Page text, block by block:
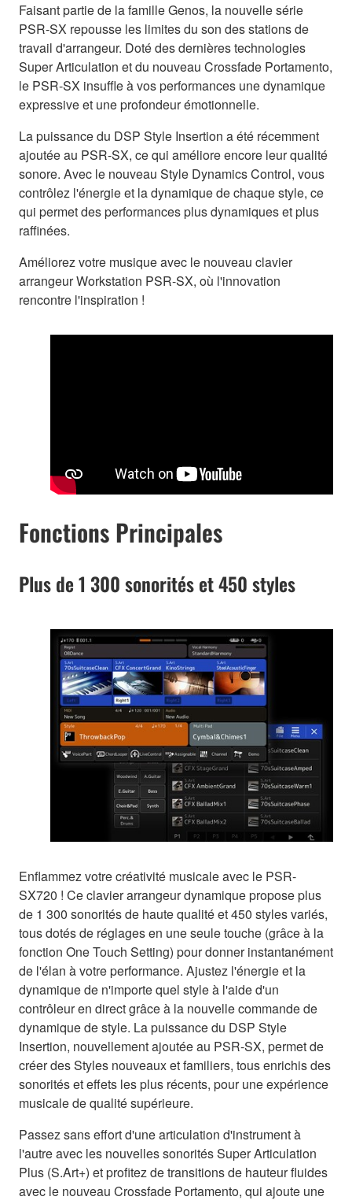
Faisant partie de la famille Genos, la nouvelle série
PSR-SX repousse les limites du son des stations de
travail d'arrangeur. Doté des dernières technologies
Super Articulation et du nouveau Crossfade Portamento,
le PSR-SX insuffle à vos performances une dynamique
expressive et une profondeur émotionnelle.
La puissance du DSP Style Insertion a été récemment
ajoutée au PSR-SX, ce qui améliore encore leur qualité
sonore. Avec le nouveau Style Dynamics Control, vous
contrôlez l'énergie et la dynamique de chaque style, ce
qui permet des performances plus dynamiques et plus
raffinées.
Améliorez votre musique avec le nouveau clavier
arrangeur Workstation PSR-SX, où l'innovation
rencontre l'inspiration !
Fonctions Principales
Plus de 1 300 sonorités et 450 styles
Enflammez votre créativité musicale avec le PSR-
SX720 ! Ce clavier arrangeur dynamique propose plus
de 1 300 sonorités de haute qualité et 450 styles variés,
tous dotés de réglages en une seule touche (grâce à la
fonction One Touch Setting) pour donner instantanément
de l'élan à votre performance. Ajustez l'énergie et la
dynamique de n'importe quel style à l'aide d'un
contrôleur en direct grâce à la nouvelle commande de
dynamique de style. La puissance du DSP Style
Insertion, nouvellement ajoutée au PSR-SX, permet de
créer des Styles nouveaux et familiers, tous enrichis des
sonorités et effets les plus récents, pour une expérience
musicale de qualité supérieure.
Passez sans effort d'une articulation d'instrument à
l'autre avec les nouvelles sonorités Super Articulation
Plus (S.Art+) et profitez de transitions de hauteur fluides
avec le nouveau Crossfade Portamento, qui ajoute une